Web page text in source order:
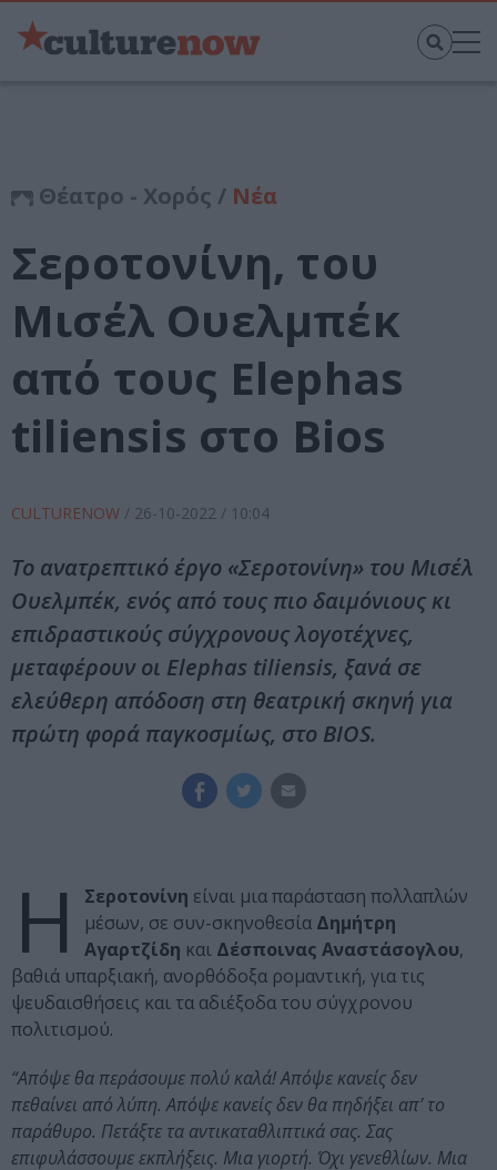
Θέατρο - Χορός / Νέα
Σεροτονίνη, του
Μισέλ Ουελμπέκ
από τους Elephas
tiliensis στο Bios
CULTURENOW / 26-10-2022 / 10:04
Το ανατρεπτικό έργο «Σεροτονίνη» του Μισέλ
Ουελμπέκ, ενός από τους πιο δαιμόνιους κι
επιδραστικούς σύγχρονους λογοτέχνες,
μεταφέρουν οι Elephas tiliensis, ξανά σε
ελεύθερη απόδοση στη θεατρική σκηνή για
πρώτη φορά παγκοσμίως, στο ΒIOS.
Η Σεροτονίνη είναι μια παράσταση πολλαπλών
μέσων, σε συν-σκηνοθεσία Δημήτρη
Αγαρτζίδη και Δέσποινας Αναστάσογλου,
βαθιά υπαρξιακή, ανορθόδοξα ρομαντική, για τις
ψευδαισθήσεις και τα αδιέξοδα του σύγχρονου
πολιτισμού.
“Απόψε θα περάσουμε πολύ καλά! Απόψε κανείς δεν
πεθαίνει από λύπη. Απόψε κανείς δεν θα πηδήξει απ’ το
παράθυρο. Πετάξτε τα αντικαταθλιπτικά σας. Σας
επιφυλάσσουμε εκπλήξεις. Μια γιορτή. Όχι γενεθλίων. Μια